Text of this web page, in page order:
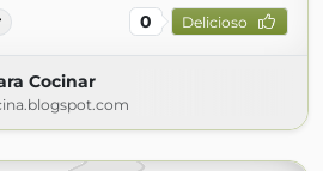
0 Delicioso
Cocinar